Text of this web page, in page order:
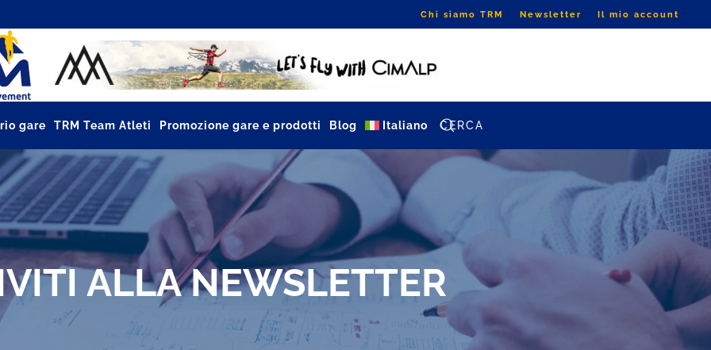
Chi siamo TRM Newsletter Il mio account
gare TRM Team Atleti Promozione gare e prodotti Blog Italiano
ALLA NEWSLETTER